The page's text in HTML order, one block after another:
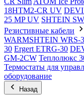
18HTM2-CR UV DEVI
25 MP UV SHTEIN
Резистивные кабели
WARMSHTEIN WRS-
30 Ergert ETRG-30
GM-2CW Теплолюкс
Термостаты для
оборудование
Назад